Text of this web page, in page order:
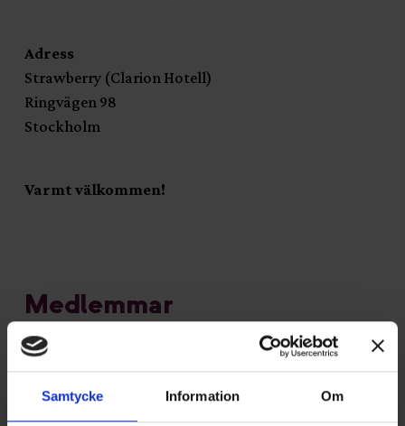
Samtycke Information Om
Adress
Strawberry (Clarion Hotell)
Ringvägen 98
Stockholm
Varmt välkommen!
Medlemmar